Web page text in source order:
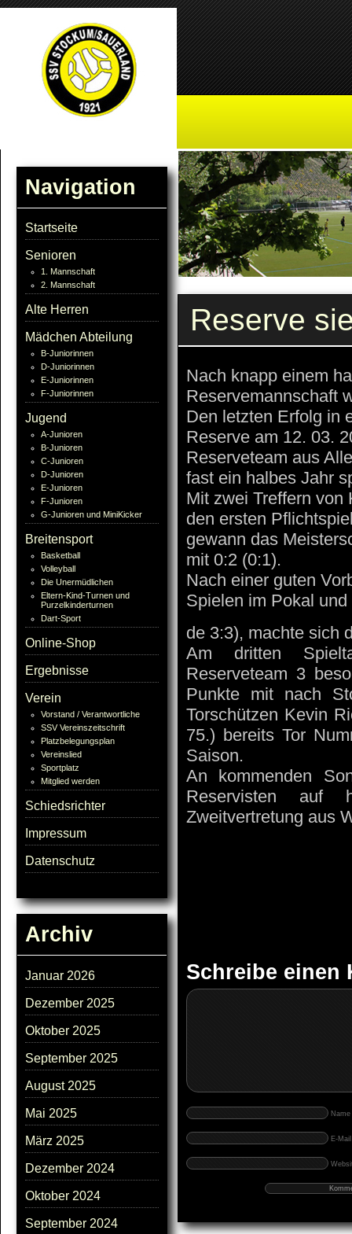
Navigation
Startseite
Senioren
1. Mannschaft
2. Mannschaft
Alte Herren
Mädchen Abteilung
B-Juniorinnen
D-Juniorinnen
E-Juniorinnen
F-Juniorinnen
Jugend
A-Junioren
B-Junioren
C-Junioren
D-Junioren
E-Junioren
F-Junioren
G-Junioren und MiniKicker
Breitensport
Basketball
Volleyball
Die Unermüdlichen
Eltern-Kind-Turnen und
Purzelkinderturnen
Dart-Sport
Online-Shop
Ergebnisse
Verein
Vorstand / Verantwortliche
SSV Vereinszeitschrift
Platzbelegungsplan
Vereinslied
Sportplatz
Mitglied werden
Schiedsrichter
Impressum
Datenschutz
Archiv
Januar 2026
Dezember 2025
Oktober 2025
September 2025
August 2025
Mai 2025
März 2025
Dezember 2024
Oktober 2024
September 2024
Reserve
Nach knapp einem
Reservemannschaft
Den letzten Erfolg in
Reserve am 12. 03.
Reserveteam aus
fast ein halbes Jahr
Mit zwei Treffern
den ersten
gewann das
mit 0:2 (0:1).
Nach einer guten
Spielen im Pokal
de 3:3), machte sich
Am dritten
Reserveteam 3
Punkte mit nach
Torschützen Kevin
75.) bereits Tor
Saison.
An kommenden
Reservisten auf
Zweitvertretung aus
Schreibe einen
Name
E-